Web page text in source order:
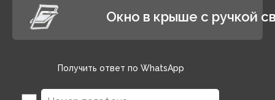
Окно в крыше с ручкой
Получить ответ по WhatsApp